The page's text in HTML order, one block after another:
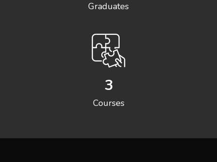
Graduates
3
Courses